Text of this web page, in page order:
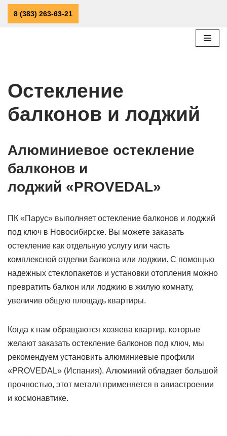
8 (383) 263-63-21
Остекление
балконов и лоджий
Алюминиевое остекление
балконов и
лоджий «PROVEDAL»
ПК «Парус» выполняет остекление балконов и лоджий
под ключ в Новосибирске. Вы можете заказать
остекление как отдельную услугу или часть
комплексной отделки балкона или лоджии. С помощью
надежных стеклопакетов и установки отопления можно
превратить балкон или лоджию в жилую комнату,
увеличив общую площадь квартиры.
Когда к нам обращаются хозяева квартир, которые
желают заказать остекление балконов под ключ, мы
рекомендуем установить алюминиевые профили
«PROVEDAL» (Испания). Алюминий обладает большой
прочностью, этот металл применяется в авиастроении
и космонавтике.